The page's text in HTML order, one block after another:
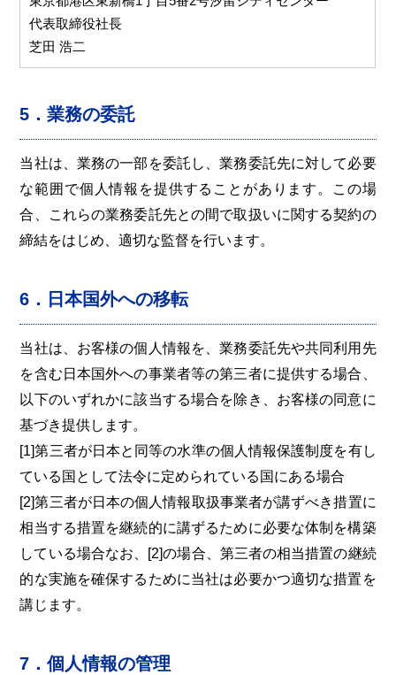
代表取締役社長
芝田 浩二
5．業務の委託
当社は、業務の一部を委託し、業務委託先に対して必要
な範囲で個人情報を提供することがあります。この場
合、これらの業務委託先との間で取扱いに関する契約の
締結をはじめ、適切な監督を行います。
6．日本国外への移転
当社は、お客様の個人情報を、業務委託先や共同利用先
を含む日本国外への事業者等の第三者に提供する場合、
以下のいずれかに該当する場合を除き、お客様の同意に
基づき提供します。
[1]第三者が日本と同等の水準の個人情報保護制度を有し
ている国として法令に定められている国にある場合
[2]第三者が日本の個人情報取扱事業者が講ずべき措置に
相当する措置を継続的に講ずるために必要な体制を構築
している場合なお、[2]の場合、第三者の相当措置の継続
的な実施を確保するために当社は必要かつ適切な措置を
講じます。
7．個人情報の管理